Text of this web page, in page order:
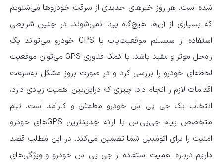
شده است. هر روز خبرهای جدیدی از سرقت خودروها می‌شنویم
که بسیاری از آن‌ها هیچ‌گاه پیدا نمی‌شوند. در چنین شرایطی
استفاده از سیستم موقعیت‌یاب یا GPS خودرو می‌تواند یک
راه‌حل موثر و مفید باشد. با کمک فناوری GPS می‌توان موقعیت
لحظه‌ای خودرو را بررسی کرد و در صورت بروز مشکل به‌سرعت
اقدامات لازم را انجام داد. چیزی که دراین‌بین اهمیت زیادی دارد،
انتخاب یک جی پی اس خودرو مطمئن و کارآمد است. تیم
متخصص پیام جی‌‌پی‌‌اس با ارائه جدیدترین GPSهای خودرو
امنیت را برای اتومبیل شما تضمین می‌کند. در این مطلب قصد
داریم درباره اهمیت استفاده از جی پی اس خودرو و ویژگی‌های